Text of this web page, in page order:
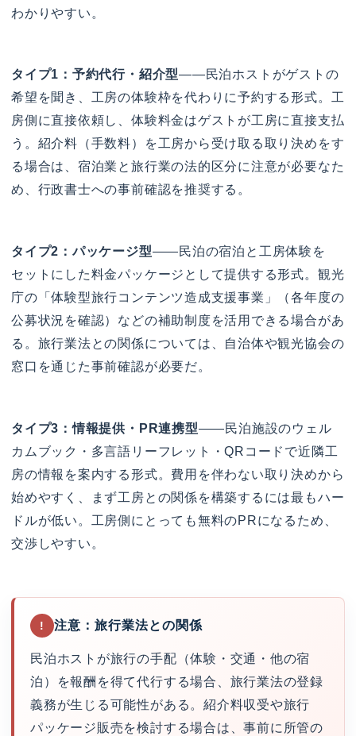
わかりやすい。
タイプ1：予約代行・紹介型——民泊ホストがゲストの
希望を聞き、工房の体験枠を代わりに予約する形式。工
房側に直接依頼し、体験料金はゲストが工房に直接支払
う。紹介料（手数料）を工房から受け取る取り決めをす
る場合は、宿泊業と旅行業の法的区分に注意が必要なた
め、行政書士への事前確認を推奨する。
タイプ2：パッケージ型——民泊の宿泊と工房体験を
セットにした料金パッケージとして提供する形式。観光
庁の「体験型旅行コンテンツ造成支援事業」（各年度の
公募状況を確認）などの補助制度を活用できる場合があ
る。旅行業法との関係については、自治体や観光協会の
窓口を通じた事前確認が必要だ。
タイプ3：情報提供・PR連携型——民泊施設のウェル
カムブック・多言語リーフレット・QRコードで近隣工
房の情報を案内する形式。費用を伴わない取り決めから
始めやすく、まず工房との関係を構築するには最もハー
ドルが低い。工房側にとっても無料のPRになるため、
交渉しやすい。
! 注意：旅行業法との関係
民泊ホストが旅行の手配（体験・交通・他の宿
泊）を報酬を得て代行する場合、旅行業法の登録
義務が生じる可能性がある。紹介料収受や旅行
パッケージ販売を検討する場合は、事前に所管の